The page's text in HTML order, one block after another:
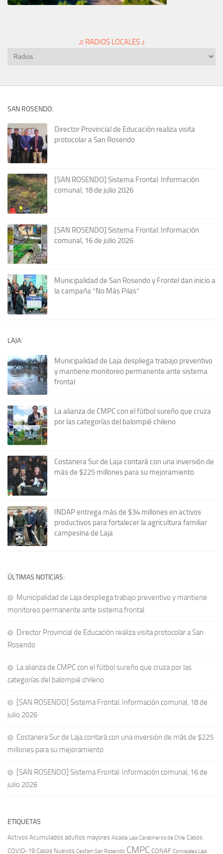
♫ RADIOS LOCALES ♪
SAN ROSENDO:
Director Provincial de Educación realiza visita
protocolar a San Rosendo
[SAN ROSENDO] Sistema Frontal: Información
comunal, 18 de julio 2026
[SAN ROSENDO] Sistema Frontal: Información
comunal, 16 de julio 2026
Municipalidad de San Rosendo y Frontel dan inicio a
la campaña “No Más Pilas”
LAJA:
Municipalidad de Laja despliega trabajo preventivo
y mantiene monitoreo permanente ante sistema
frontal
La alianza de CMPC con el fútbol sureño que cruza
por las categorías del balompié chileno
Costanera Sur de Laja contará con una inversión de
más de $225 millones para su mejoramiento
INDAP entrega más de $34 millones en activos
productivos para fortalecer la agricultura familiar
campesina de Laja
ÚLTIMAS NOTICIAS:
Municipalidad de Laja despliega trabajo preventivo y mantiene
monitoreo permanente ante sistema frontal
Director Provincial de Educación realiza visita protocolar a San
Rosendo
La alianza de CMPC con el fútbol sureño que cruza por las
categorías del balompié chileno
[SAN ROSENDO] Sistema Frontal: Información comunal, 18 de
julio 2026
Costanera Sur de Laja contará con una inversión de más de $225
millones para su mejoramiento
[SAN ROSENDO] Sistema Frontal: Información comunal, 16 de
julio 2026
ETIQUETAS
Activos Acumulados adultos mayores Alcalde Laja Carabineros de Chile Casos
COVID-19 Casos Nuevos Cesfam San Rosendo CMPC CONAF Concejales Laja